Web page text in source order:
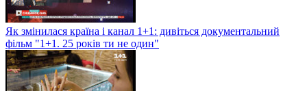
Як змінилася країна і канал 1+1: дивіться документальний
фільм "1+1. 25 років ти не один"